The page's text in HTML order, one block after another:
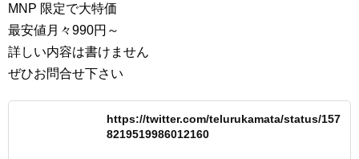
MNP 限定で大特価
最安値月々990円～
詳しい内容は書けません
ぜひお問合せ下さい
https://twitter.com/telurukamata/status/157
8219519986012160